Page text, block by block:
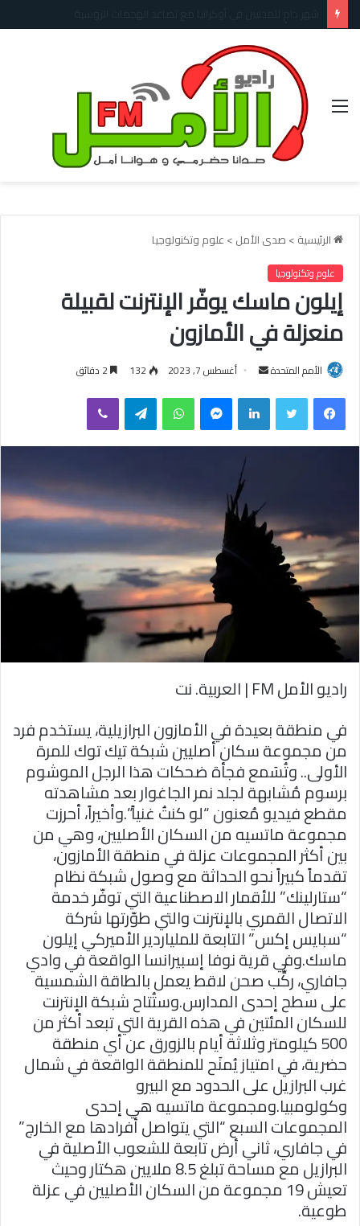
القائمة
الرئيسية > صدى الأمل > علوم وتكنولوجيا
علوم وتكنولوجيا
إيلون ماسك يوفّر الإنترنت لقبيلة
منعزلة في الأمازون
الأمم المتحدة
س
ل
ب
د
ا
ن
ي
أغسطس 7, 2023 132
فيسبوك لينكدإن واتساب تيلقرام
راديو الأمل FM | العربية. نت
في منطقة بعيدة في الأمازون البرازيلية، يستخدم فرد
من مجموعة سكان أصليين شبكة تيك توك للمرة
الأولى.. وتُسَمع فجأة ضحكات هذا الرجل الموشوم
برسوم مُشابهة لجلد نمر الجاغوار بعد مشاهدته
مقطع فيديو مُعنون “لو كنتُ غنياً”.وأخيراً، أحرزت
مجموعة ماتسيه من السكان الأصليين، وهي من
بين أكثر المجموعات عزلة في منطقة الأمازون،
تقدماً كبيراً نحو الحداثة مع وصول شبكة نظام
“ستارلينك” للأقمار الاصطناعية التي توفّر خدمة
الاتصال القمري بالإنترنت والتي طوّرتها شركة
“سبايس إكس” التابعة للملياردير الأميركي إيلون
ماسك.وفي قرية نوفا إسبيرانسا الواقعة في وادي
جافاري، ركِّب صحن لاقط يعمل بالطاقة الشمسية
على سطح إحدى المدارس.وستُتاح شبكة الإنترنت
للسكان المئتين في هذه القرية التي تبعد أكثر من
500 كيلومتر وثلاثة أيام بالزورق عن أي منطقة
حضرية، في امتياز يُمنَح للمنطقة الواقعة في شمال
غرب البرازيل على الحدود مع البيرو
وكولومبيا.ومجموعة ماتسيه هي إحدى
المجموعات السبع “التي يتواصل أفرادها مع الخارج”
في جافاري، ثاني أرض تابعة للشعوب الأصلية في
البرازيل مع مساحة تبلغ 8.5 ملايين هكتار وحيث
تعيش 19 مجموعة من السكان الأصليين في عزلة
طوعية.